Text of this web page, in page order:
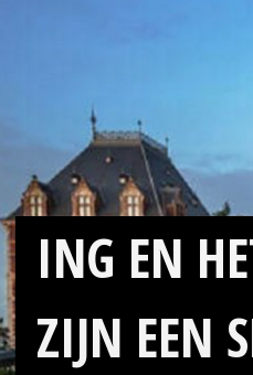
ING EN
ZIJN EEN